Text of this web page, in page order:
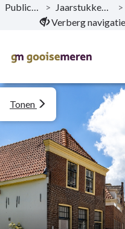
Naar hoofdinhoud
Publicaties > Jaarstukken 2023 >
Verberg navigatie
Tonen